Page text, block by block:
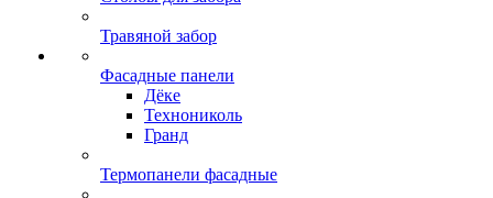
Травяной забор
Фасадные панели
Дёке
Технониколь
Гранд
Термопанели фасадные